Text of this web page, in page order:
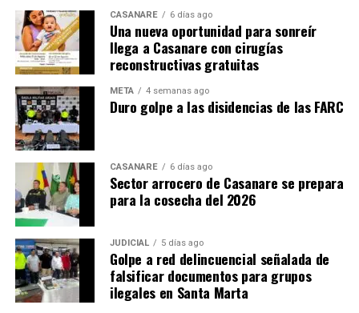
CASANARE 6 días ago
Una nueva oportunidad para sonreír
llega a Casanare con cirugías
reconstructivas gratuitas
META 4 semanas ago
Duro golpe a las disidencias de las FARC
CASANARE 6 días ago
Sector arrocero de Casanare se prepara
para la cosecha del 2026
JUDICIAL 5 días ago
Golpe a red delincuencial señalada de
falsificar documentos para grupos
ilegales en Santa Marta